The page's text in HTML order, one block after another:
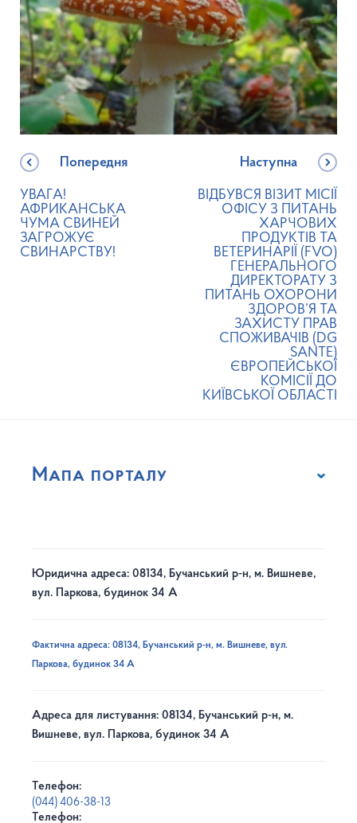
Попередня
УВАГА!
АФРИКАНСЬКА
ЧУМА СВИНЕЙ
ЗАГРОЖУЄ
СВИНАРСТВУ!
Наступна
ВІДБУВСЯ ВІЗИТ МІСІЇ
ОФІСУ З ПИТАНЬ
ХАРЧОВИХ
ПРОДУКТІВ ТА
ВЕТЕРИНАРІЇ (FVO)
ГЕНЕРАЛЬНОГО
ДИРЕКТОРАТУ З
ПИТАНЬ ОХОРОНИ
ЗДОРОВ’Я ТА
ЗАХИСТУ ПРАВ
СПОЖИВАЧІВ (DG
SANTE)
ЄВРОПЕЙСЬКОЇ
КОМІСІЇ ДО
КИЇВСЬКОЇ ОБЛАСТІ
Мапа порталу
Юридична адреса: 08134, Бучанський р-н, м. Вишневе,
вул. Паркова, будинок 34 А
Фактична адреса: 08134, Бучанський р-н, м. Вишневе, вул.
Паркова, будинок 34 А
Адреса для листування: 08134, Бучанський р-н, м.
Вишневе, вул. Паркова, будинок 34 А
Телефон:
(044) 406-38-13
Телефон: